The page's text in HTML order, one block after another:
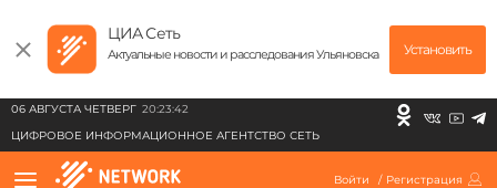
ЦИА Сеть
Актуальные новости и расследования Ульяновска Установить
06 АВГУСТА ЧЕТВЕРГ 20:23:42
ЦИФРОВОЕ ИНФОРМАЦИОННОЕ АГЕНТСТВО СЕТЬ
Войти / Регистрация